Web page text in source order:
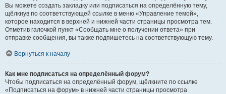
Вы можете создать закладку или подписаться на определённую тему,
щёлкнув по соответствующей ссылке в меню «Управление темой»,
которое находится в верхней и нижней части страницы просмотра тем.
Отметив галочкой пункт «Сообщать мне о получении ответа» при
отправке сообщения, вы также подпишетесь на соответствующую тему.
Вернуться к началу
Как мне подписаться на определённый форум?
Чтобы подписаться на определённый форум, щёлкните по ссылке
«Подписаться на форум» в нижней части страницы просмотра